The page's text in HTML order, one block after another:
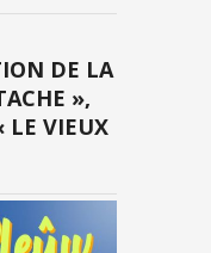
DE LA
»,
LE VIEUX